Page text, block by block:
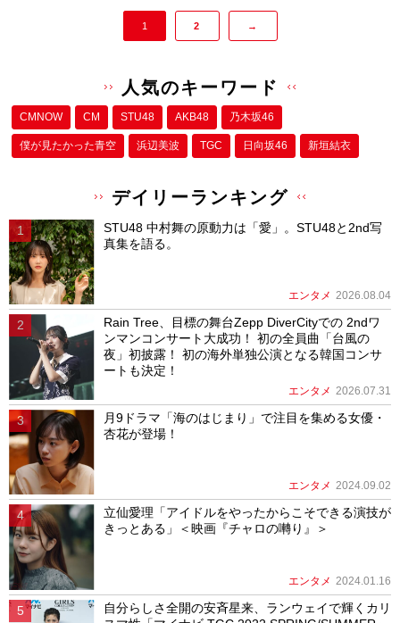
1 2 →
人気のキーワード
CMNOW CM STU48 AKB48 乃木坂46
僕が⾒たかった⻘空 浜辺美波 TGC 日向坂46 新垣結衣
デイリーランキング
STU48 中村舞の原動力は「愛」。STU48と2nd写
真集を語る。
エンタメ 2026.08.04
Rain Tree、目標の舞台Zepp DiverCityでの 2ndワ
ンマンコンサート大成功！ 初の全員曲「台風の
夜」初披露！ 初の海外単独公演となる韓国コンサ
ートも決定！
エンタメ 2026.07.31
月9ドラマ「海のはじまり」で注目を集める女優・
杏花が登場！
エンタメ 2024.09.02
立仙愛理「アイドルをやったからこそできる演技が
きっとある」＜映画『チャロの囀り』＞
エンタメ 2024.01.16
自分らしさ全開の安斉星来、ランウェイで輝くカリ